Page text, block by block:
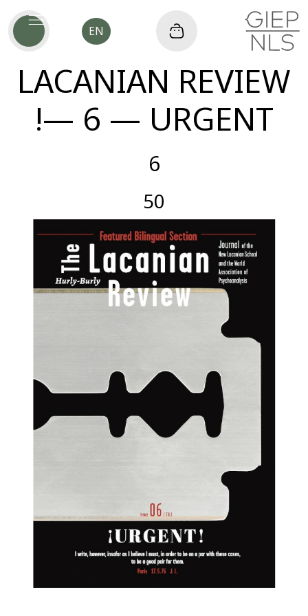
EN
LACANIAN REVIEW
— 6 — URGENT!
6
50